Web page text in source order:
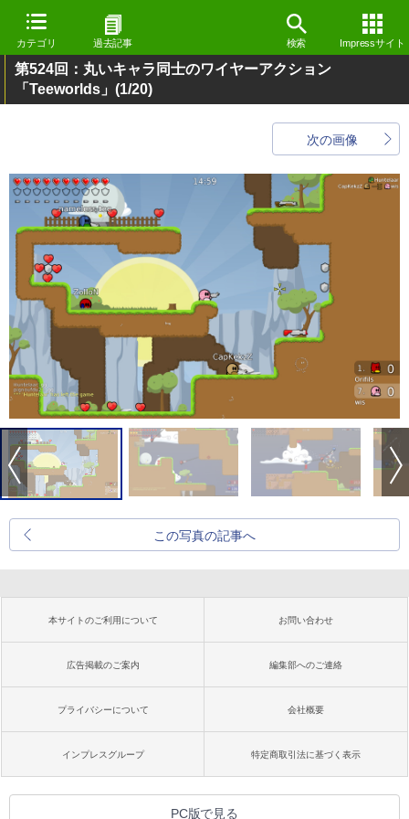
カテゴリ 過去記事 検索 Impressサイト
第524回：丸いキャラ同士のワイヤーアクション
「Teeworlds」 (1/20)
次の画像
この写真の記事へ
本サイトのご利用について お問い合わせ
広告掲載のご案内 編集部へのご連絡
プライバシーについて 会社概要
インプレスグループ 特定商取引法に基づく表示
PC版で見る